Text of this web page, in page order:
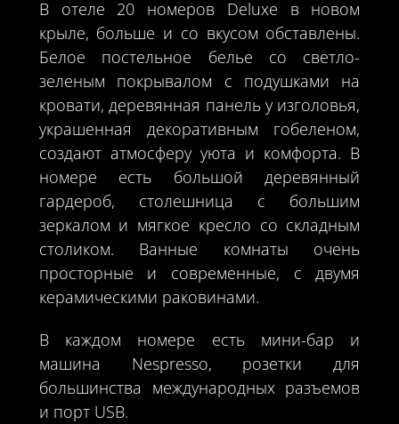
В отеле 20 номеров Deluxe в новом
крыле, больше и со вкусом обставлены.
Белое постельное белье со светло-
зеленым покрывалом с подушками на
кровати, деревянная панель у изголовья,
украшенная декоративным гобеленом,
создают атмосферу уюта и комфорта. В
номере есть большой деревянный
гардероб, столешница с большим
зеркалом и мягкое кресло со складным
столиком. Ванные комнаты очень
просторные и современные, с двумя
керамическими раковинами.
В каждом номере есть мини-бар и
машина Nespresso, розетки для
большинства международных разъемов
и порт USB.